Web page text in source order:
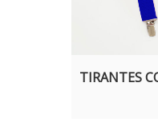
TIRANTES